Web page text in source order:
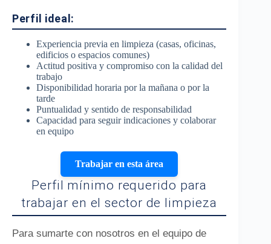
Perfil ideal:
Experiencia previa en limpieza (casas, oficinas,
edificios o espacios comunes)
Actitud positiva y compromiso con la calidad del
trabajo
Disponibilidad horaria por la mañana o por la
tarde
Puntualidad y sentido de responsabilidad
Capacidad para seguir indicaciones y colaborar
en equipo
Trabajar en esta área
Perfil mínimo requerido para
trabajar en el sector de limpieza
Para sumarte con nosotros en el equipo de